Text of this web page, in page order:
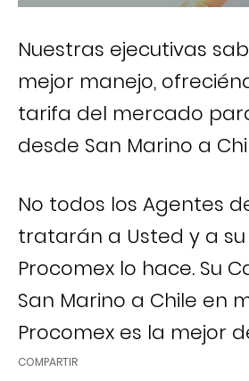
Nuestras ejecutivas
mejor manejo,
tarifa del mercado
desde San Marino a
No todos los Agentes
tratarán a Usted y a
Procomex lo hace. Su
San Marino a Chile en
Procomex es la mejor
COMPARTIR